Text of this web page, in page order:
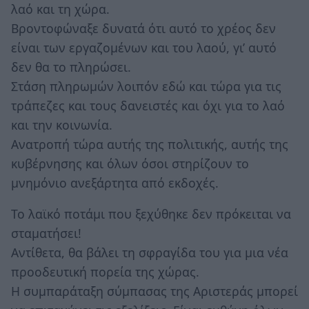
λαό και τη χώρα.
Βροντοφώναξε δυνατά ότι αυτό το χρέος δεν
είναι των εργαζομένων και του λαού, γι’ αυτό
δεν θα το πληρώσει.
Στάση πληρωμών λοιπόν εδώ και τώρα για τις
τράπεζες και τους δανειστές και όχι για το λαό
και την κοινωνία.
Ανατροπή τώρα αυτής της πολιτικής, αυτής της
κυβέρνησης και όλων όσοι στηρίζουν το
μνημόνιο ανεξάρτητα από εκδοχές.
Το λαϊκό ποτάμι που ξεχύθηκε δεν πρόκειται να
σταματήσει!
Αντίθετα, θα βάλει τη σφραγίδα του για μια νέα
προοδευτική πορεία της χώρας.
Η συμπαράταξη σύμπασας της Αριστεράς μπορεί